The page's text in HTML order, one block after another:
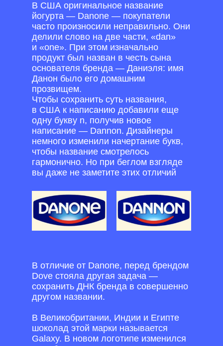
В США оригинальное название
йогурта — Danone — покупатели
часто произносили неправильно. Они
делили слово на две части, «dan»
и «one». При этом изначально
продукт был назван в честь сына
основателя бренда — Даниэля: имя
Данон было его домашним
прозвищем.
Чтобы сохранить суть названия,
в США к написанию добавили еще
одну букву n, получив новое
написание — Dannon. Дизайнеры
немного изменили начертание букв,
чтобы название смотрелось
гармонично. Но при беглом взгляде
вы даже не заметите этих отличий
В отличие от Danone, перед брендом
Dove стояла другая задача —
сохранить ДНК бренда в совершенно
другом названии.
В Великобритании, Индии и Египте
шоколад этой марки называется
Galaxy. В новом логотипе изменился